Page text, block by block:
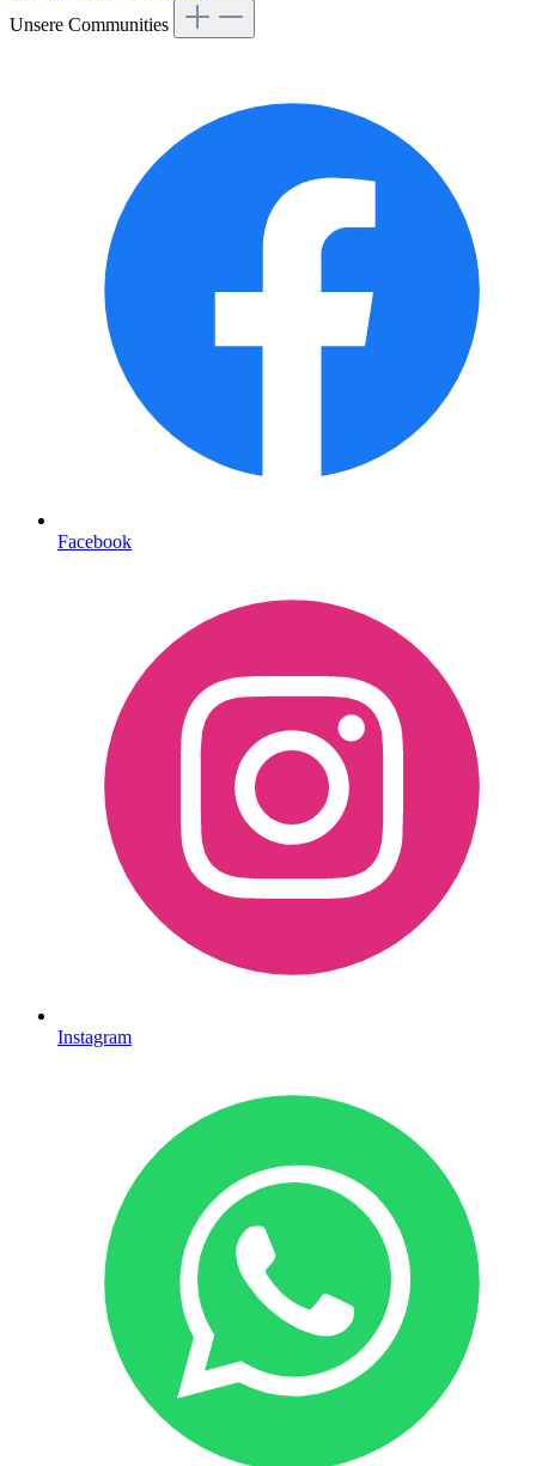
Unsere Communities
Facebook
Instagram